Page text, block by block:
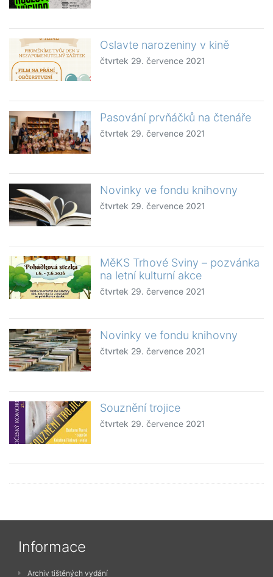
Oslavte narozeniny v kině
čtvrtek 29. července 2021
Pasování prvňáčků na čtenáře
čtvrtek 29. července 2021
Novinky ve fondu knihovny
čtvrtek 29. července 2021
MěKS Trhové Sviny – pozvánka
na letní kulturní akce
čtvrtek 29. července 2021
Novinky ve fondu knihovny
čtvrtek 29. července 2021
Souznění trojice
čtvrtek 29. července 2021
Informace
Archiv tištěných vydání